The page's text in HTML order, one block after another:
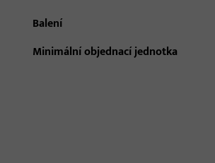
Balení
Minimální objednací jednotka